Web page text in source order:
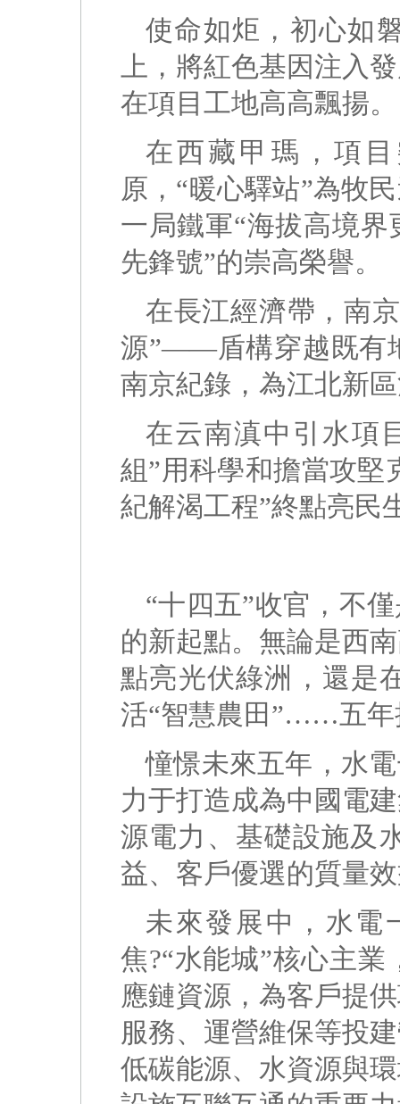
使命如炬，初心如
上，將紅色基因注入
在項目工地高高飄揚。
在西藏甲瑪，項
原，“暖心驛站”為牧
一局鐵軍“海拔高境
先鋒號”的崇高榮譽。
在長江經濟帶，南
源”——盾構穿越既有
南京紀錄，為江北新
在云南滇中引水項
組”用科學和擔當攻堅
紀解渴工程”終點亮民
“十四五”收官，不
的新起點。無論是西
點亮光伏綠洲，還是
活“智慧農田”……五年
憧憬未來五年，水
力于打造成為中國電
源電力、基礎設施及
益、客戶優選的質量
未來發展中，水電
焦?“水能城”核心主
應鏈資源，為客戶提
服務、運營維保等投
低碳能源、水資源與